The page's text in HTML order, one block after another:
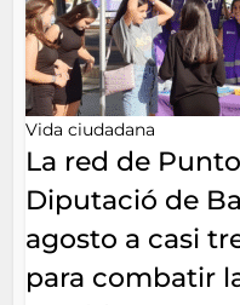
Vida ciudadana
La red de
Diputació de
agosto a casi
para combatir